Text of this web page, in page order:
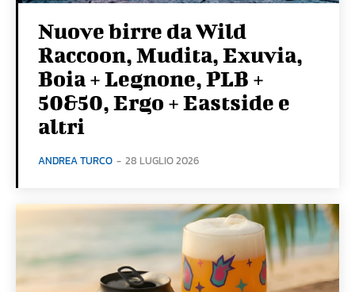
Nuove birre da Wild
Raccoon, Mudita, Exuvia,
Boia + Legnone, PLB +
50&50, Ergo + Eastside e
altri
ANDREA TURCO - 28 LUGLIO 2026